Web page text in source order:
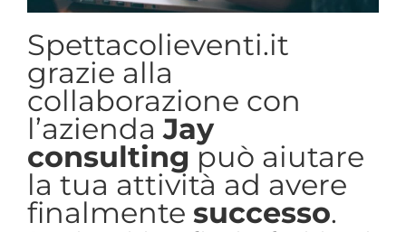
Spettacolieventi.it
grazie alla
collaborazione con
l’aziendaJay
consulting può aiutare
la tua attività ad avere
finalmente successo.